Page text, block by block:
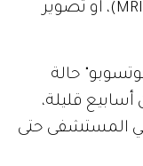
تصوير القلب بالرنين المغناطيسي (MRI)، أو تصوير
حالة
قليلة،
المستشفى حتى